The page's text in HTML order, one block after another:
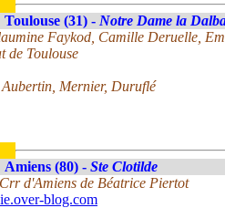
Toulouse (31) - Notre Dame la
Faykod, Camille Deruelle,
de Toulouse
Mernier, Duruflé
Amiens (80) - Ste Clotilde
d'Amiens de Béatrice Piertot
blog.com